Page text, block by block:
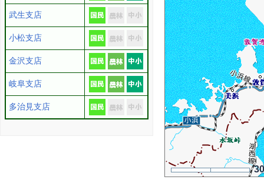
武生支店
小松支店
金沢支店
岐阜支店
多治見支店